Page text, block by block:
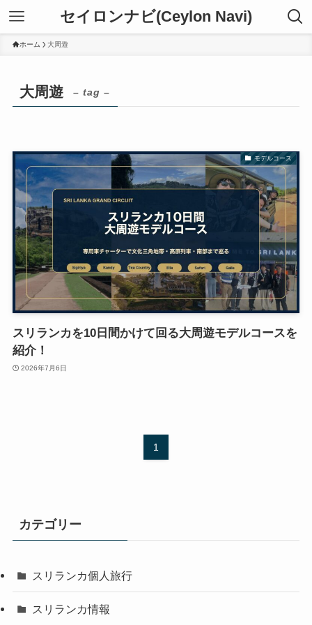
セイロンナビ(Ceylon Navi)
ホーム 大周遊
大周遊 – tag –
モデルコース
スリランカを10日間かけて回る大周遊モデルコースを
紹介！
2026年7月6日
1
カテゴリー
スリランカ個人旅行
スリランカ情報